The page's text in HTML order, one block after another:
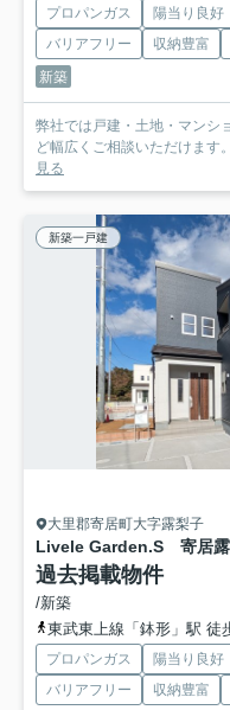
プロパンガス 陽当り良好
バリアフリー
収納豊富
新築
弊社では戸建・土地・マンシ
ど幅広くご相談いただけます
見る
新築一戸建
大里郡寄居町大字露梨子
Livele Garden.S 寄居
過去掲載物件
/新築
東武東上線「鉢形」駅 徒
プロパンガス 陽当り良好
バリアフリー
収納豊富